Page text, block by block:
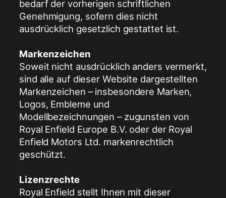
bedarf der vorherigen schriftlichen
Genehmigung, sofern dies nicht
ausdrücklich gesetzlich gestattet ist.
Markenzeichen
Soweit nicht ausdrücklich anders vermerkt,
sind alle auf dieser Website dargestellten
Markenzeichen – insbesondere Marken,
Logos, Embleme und
Modellbezeichnungen – zugunsten von
Royal Enfield Europe B.V. oder der Royal
Enfield Motors Ltd. markenrechtlich
geschützt.
Lizenzrechte
Royal Enfield stellt Ihnen mit dieser